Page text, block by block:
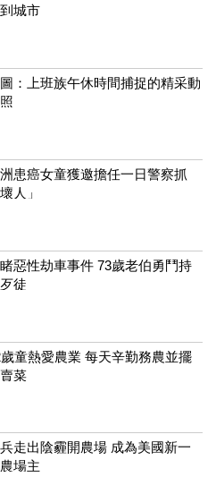
城市
：上班族午休時間捕捉的精采動
患癌女童獲邀擔任一日警察抓
壞人」
惡性劫車事件 73歲老伯勇鬥持
徒
童熱愛農業 每天辛勤務農並擺
菜
走出陰霾開農場 成為美國新一
場主